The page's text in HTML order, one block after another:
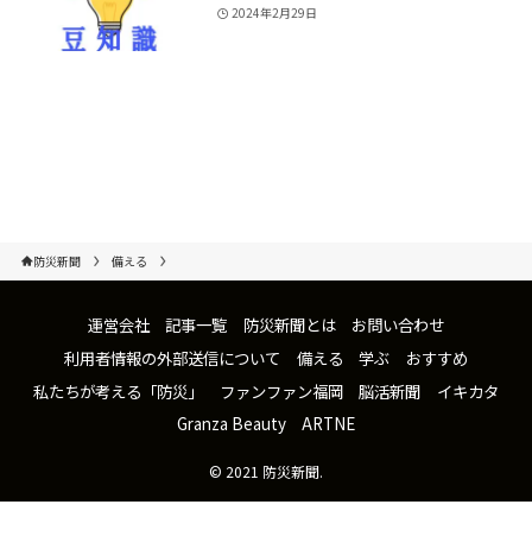
2024年2月29日
防災新聞 備える
運営会社 記事一覧 防災新聞とは
お問い合わせ
利用者情報の外部送信について
備える 学ぶ
おすすめ
私たちが考える「防災」
ファンファン福岡 脳活新聞
イキカタ
Granza Beauty
ARTNE
© 2021 防災新聞.